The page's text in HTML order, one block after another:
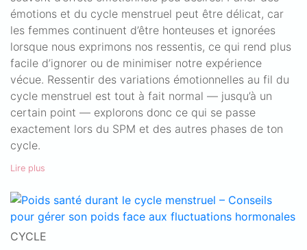
émotions et du cycle menstruel peut être délicat, car
les femmes continuent d’être honteuses et ignorées
lorsque nous exprimons nos ressentis, ce qui rend plus
facile d’ignorer ou de minimiser notre expérience
vécue. Ressentir des variations émotionnelles au fil du
cycle menstruel est tout à fait normal — jusqu’à un
certain point — explorons donc ce qui se passe
exactement lors du SPM et des autres phases de ton
cycle.
Lire plus
CYCLE